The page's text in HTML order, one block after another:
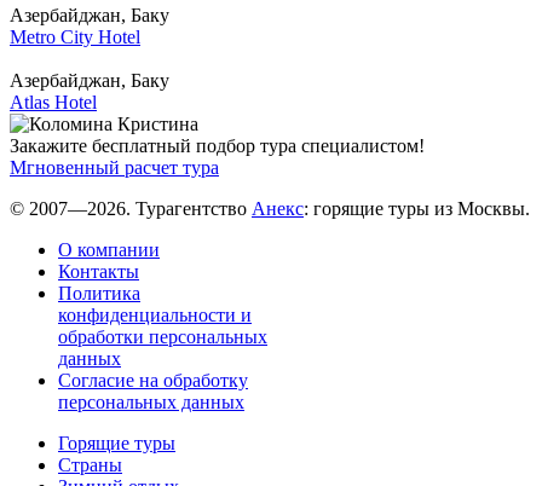
Азербайджан, Баку
Metro City Hotel
Азербайджан, Баку
Atlas Hotel
Закажите бесплатный подбор тура специалистом!
Мгновенный расчет тура
© 2007—2026. Турагентство Анекс: горящие туры из Москвы.
О компании
Контакты
Политика
конфиденциальности и
обработки персональных
данных
Согласие на обработку
персональных данных
Горящие туры
Страны